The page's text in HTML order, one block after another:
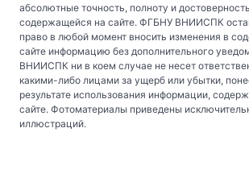
абсолютные точность, полноту и
содержащейся на сайте. ФГБНУ ВНИИСПК
право в любой момент вносить изменения в
сайте информацию без дополнительного
ВНИИСПК ни в коем случае не несет
какими-либо лицами за ущерб или убытки,
результате использования информации,
сайте. Фотоматериалы приведены
иллюстраций.